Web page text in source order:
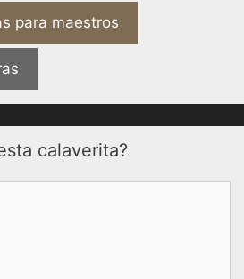
para maestros
calaverita?